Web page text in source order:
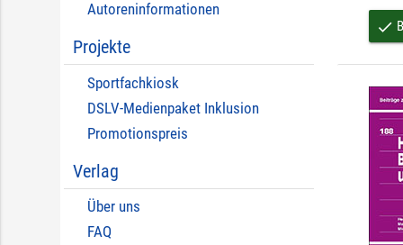
Autoreninformationen
Projekte
Sportfachkiosk
DSLV-Medienpaket Inklusion
Promotionspreis
Verlag
Über uns
FAQ
done